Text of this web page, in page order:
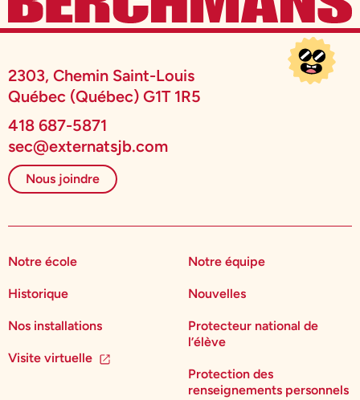
2303, Chemin Saint-Louis
Québec (Québec) G1T 1R5
418 687-5871
sec@externatsjb.com
Nous joindre
Notre école
Historique
Nos installations
Visite virtuelle
Notre équipe
Nouvelles
Protecteur national de
l’élève
Protection des
renseignements personnels